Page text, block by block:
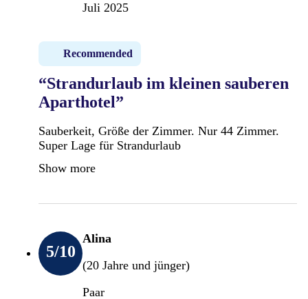
Juli 2025
Recommended
“Strandurlaub im kleinen sauberen
Aparthotel”
Sauberkeit, Größe der Zimmer. Nur 44 Zimmer.
Super Lage für Strandurlaub
Show more
5/10
Alina
(20 Jahre und jünger)
Paar